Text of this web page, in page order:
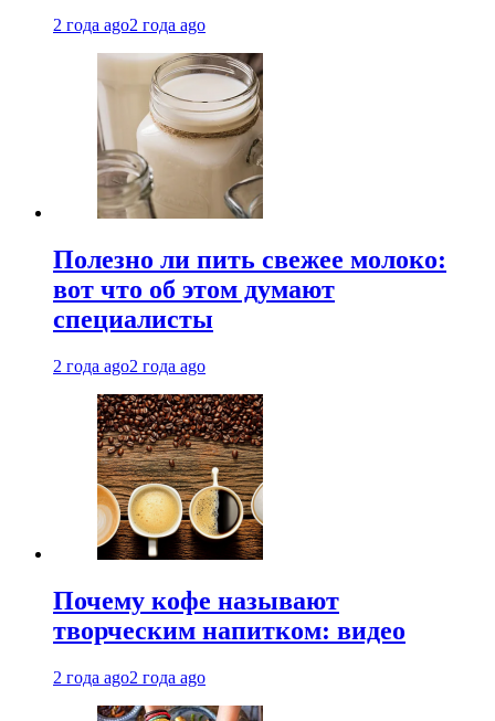
2 года ago2 года ago
Полезно ли пить свежее молоко:
вот что об этом думают
специалисты
2 года ago2 года ago
Почему кофе называют
творческим напитком: видео
2 года ago2 года ago